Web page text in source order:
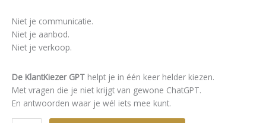
Niet je communicatie.
Niet je aanbod.
Niet je verkoop.
De KlantKiezer GPT helpt je in één keer helder kiezen.
Met vragen die je niet krijgt van gewone ChatGPT.
En antwoorden waar je wél iets mee kunt.